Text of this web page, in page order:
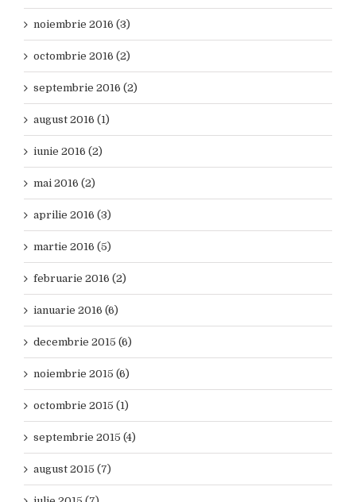
noiembrie 2016 (3)
octombrie 2016 (2)
septembrie 2016 (2)
august 2016 (1)
iunie 2016 (2)
mai 2016 (2)
aprilie 2016 (3)
martie 2016 (5)
februarie 2016 (2)
ianuarie 2016 (6)
decembrie 2015 (6)
noiembrie 2015 (6)
octombrie 2015 (1)
septembrie 2015 (4)
august 2015 (7)